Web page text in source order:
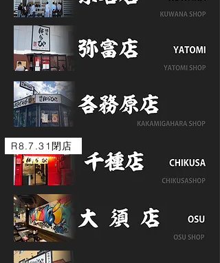
R8.7.31閉店